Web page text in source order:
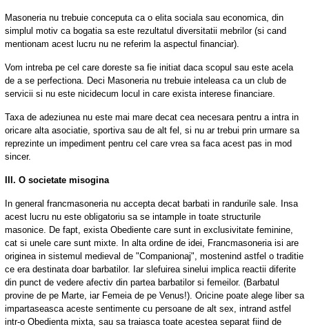
Masoneria nu trebuie conceputa ca o elita sociala sau economica, din
simplul motiv ca bogatia sa este rezultatul diversitatii mebrilor (si cand
mentionam acest lucru nu ne referim la aspectul financiar).
Vom intreba pe cel care doreste sa fie initiat daca scopul sau este acela
de a se perfectiona. Deci Masoneria nu trebuie inteleasa ca un club de
servicii si nu este nicidecum locul in care exista interese financiare.
Taxa de adeziunea nu este mai mare decat cea necesara pentru a intra in
oricare alta asociatie, sportiva sau de alt fel, si nu ar trebui prin urmare sa
reprezinte un impediment pentru cel care vrea sa faca acest pas in mod
sincer.
III. O societate misogina
In general francmasoneria nu accepta decat barbati in randurile sale. Insa
acest lucru nu este obligatoriu sa se intample in toate structurile
masonice. De fapt, exista Obediente care sunt in exclusivitate feminine,
cat si unele care sunt mixte. In alta ordine de idei, Francmasoneria isi are
originea in sistemul medieval de "Companionaj", mostenind astfel o traditie
ce era destinata doar barbatilor. Iar slefuirea sinelui implica reactii diferite
din punct de vedere afectiv din partea barbatilor si femeilor. (Barbatul
provine de pe Marte, iar Femeia de pe Venus!). Oricine poate alege liber sa
impartaseasca aceste sentimente cu persoane de alt sex, intrand astfel
intr-o Obedienta mixta, sau sa traiasca toate acestea separat fiind de